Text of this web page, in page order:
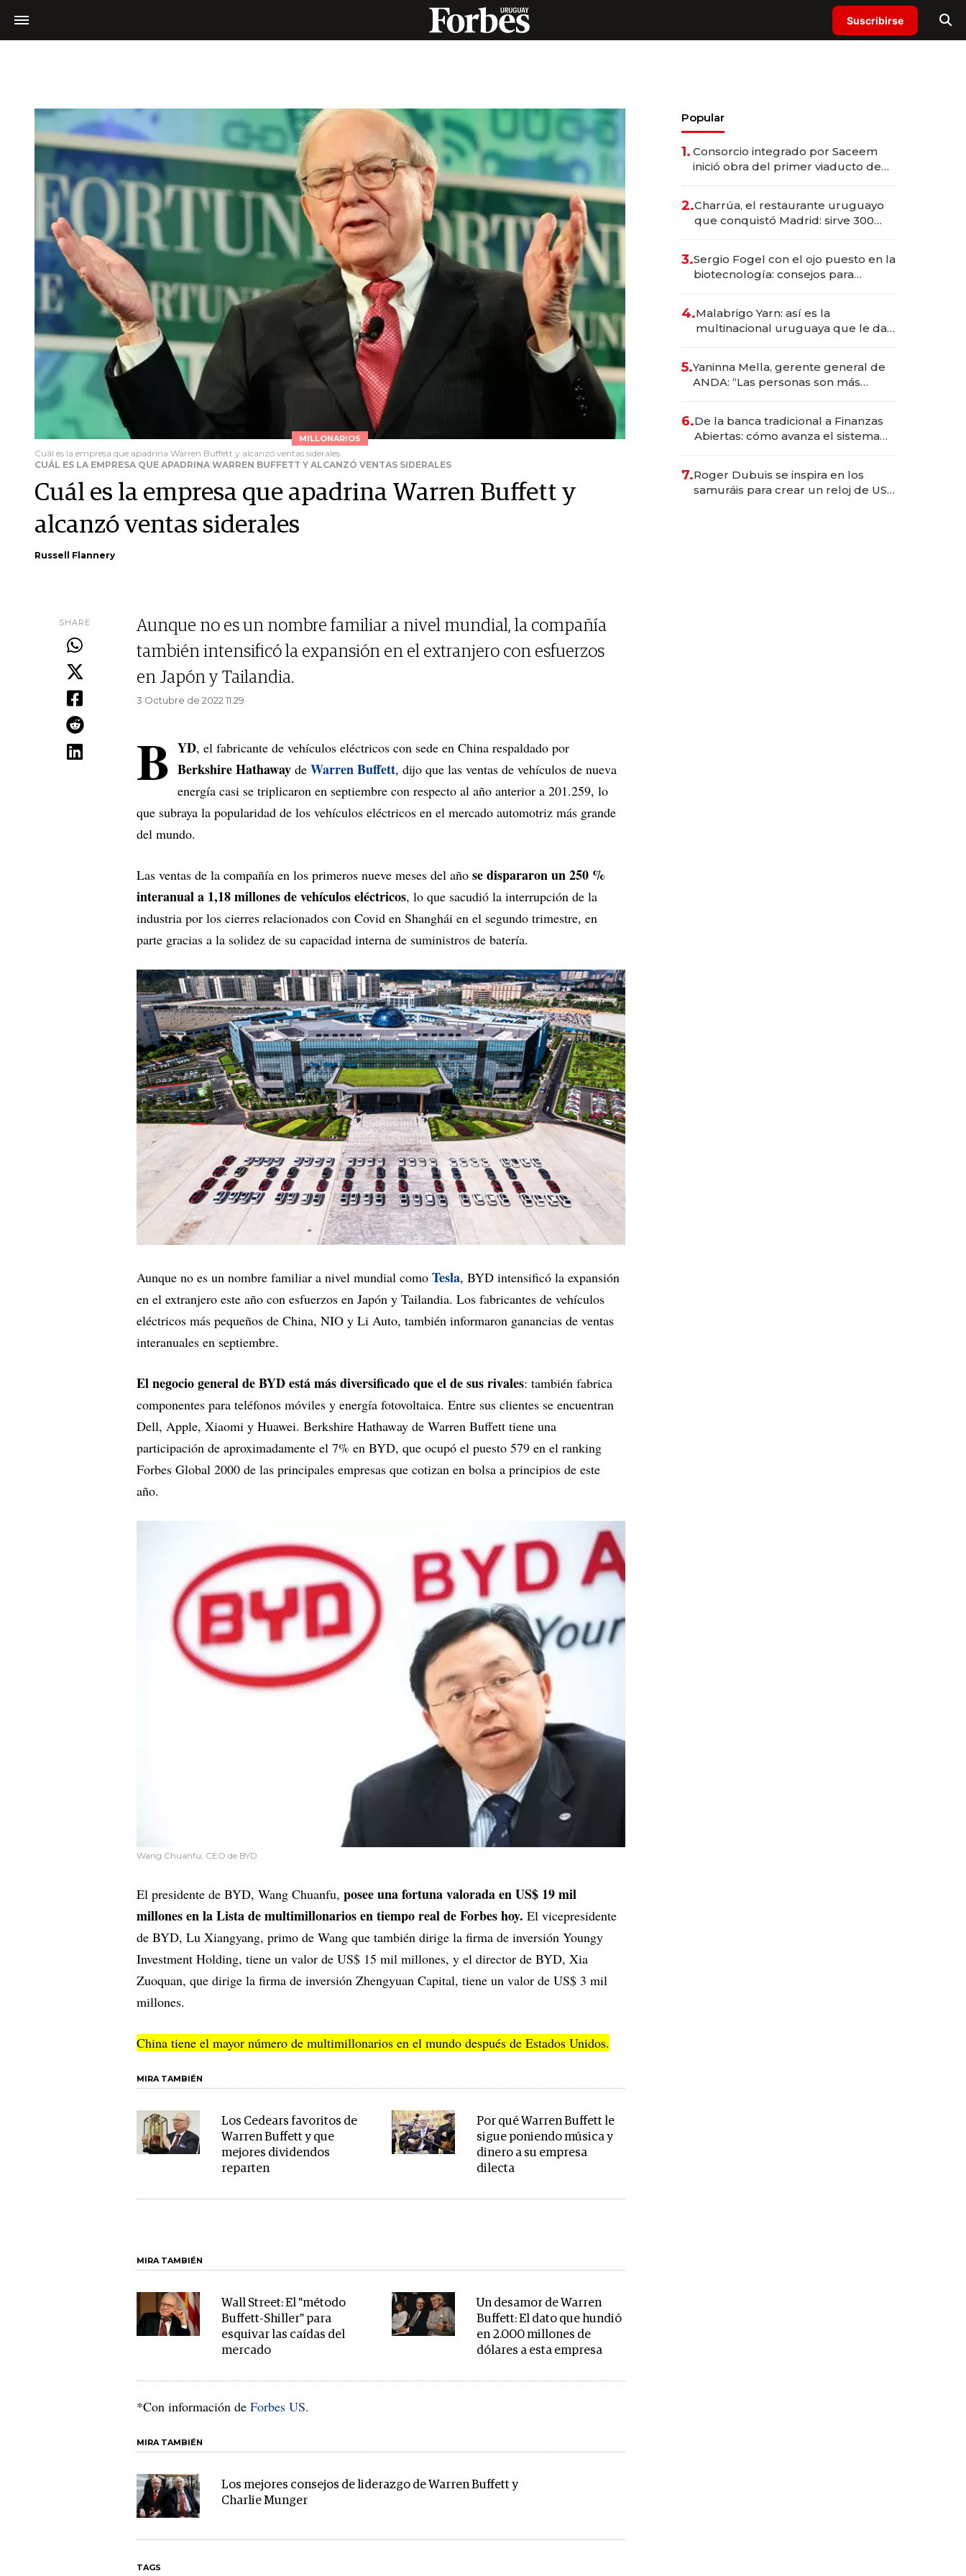
Suscribirse
MILLONARIOS
Cuál es la empresa que apadrina Warren Buffett y alcanzó ventas siderales
CUÁL ES LA EMPRESA QUE APADRINA WARREN BUFFETT Y ALCANZÓ VENTAS SIDERALES
Cuál es la empresa que apadrina Warren Buffett y
alcanzó ventas siderales
Russell Flannery
SHARE
Aunque no es un nombre familiar a nivel mundial, la compañía
también intensificó la expansión en el extranjero con esfuerzos
en Japón y Tailandia.
3 Octubre de 2022 11.29
B YD, el fabricante de vehículos eléctricos con sede en China respaldado por
Berkshire Hathaway de Warren Buffett, dijo que las ventas de vehículos de nueva
energía casi se triplicaron en septiembre con respecto al año anterior a 201.259, lo
que subraya la popularidad de los vehículos eléctricos en el mercado automotriz más grande
del mundo.
Las ventas de la compañía en los primeros nueve meses del año se dispararon un 250 %
interanual a 1,18 millones de vehículos eléctricos, lo que sacudió la interrupción de la
industria por los cierres relacionados con Covid en Shanghái en el segundo trimestre, en
parte gracias a la solidez de su capacidad interna de suministros de batería.
Aunque no es un nombre familiar a nivel mundial como Tesla, BYD intensificó la expansión
en el extranjero este año con esfuerzos en Japón y Tailandia. Los fabricantes de vehículos
eléctricos más pequeños de China, NIO y Li Auto, también informaron ganancias de ventas
interanuales en septiembre.
El negocio general de BYD está más diversificado que el de sus rivales: también fabrica
componentes para teléfonos móviles y energía fotovoltaica. Entre sus clientes se encuentran
Dell, Apple, Xiaomi y Huawei. Berkshire Hathaway de Warren Buffett tiene una
participación de aproximadamente el 7% en BYD, que ocupó el puesto 579 en el ranking
Forbes Global 2000 de las principales empresas que cotizan en bolsa a principios de este
año.
Wang Chuanfu, CEO de BYD
El presidente de BYD, Wang Chuanfu, posee una fortuna valorada en US$ 19 mil
millones en la Lista de multimillonarios en tiempo real de Forbes hoy. El vicepresidente
de BYD, Lu Xiangyang, primo de Wang que también dirige la firma de inversión Youngy
Investment Holding, tiene un valor de US$ 15 mil millones, y el director de BYD, Xia
Zuoquan, que dirige la firma de inversión Zhengyuan Capital, tiene un valor de US$ 3 mil
millones.
China tiene el mayor número de multimillonarios en el mundo después de Estados Unidos.
MIRA TAMBIÉN
Los Cedears favoritos de
Warren Buffett y que
mejores dividendos
reparten
Por qué Warren Buffett le
sigue poniendo música y
dinero a su empresa
dilecta
MIRA TAMBIÉN
Wall Street: El "método
Buffett-Shiller" para
esquivar las caídas del
mercado
Un desamor de Warren
Buffett: El dato que hundió
en 2.000 millones de
dólares a esta empresa
*Con información de Forbes US.
MIRA TAMBIÉN
Los mejores consejos de liderazgo de Warren Buffett y
Charlie Munger
TAGS
Popular
1. Consorcio integrado por Saceem
inició obra del primer viaducto de
millones
2.Charrúa, el restaurante uruguayo
que conquistó Madrid: sirve 300
prepara apertura
3.Sergio Fogel con el ojo puesto en la
biotecnología: consejos para
4.Malabrigo Yarn: así es la
multinacional uruguaya que le da
5.Yaninna Mella, gerente general de
ANDA: “Las personas son más
6.De la banca tradicional a Finanzas
Abiertas: cómo avanza el sistema
7.Roger Dubuis se inspira en los
samuráis para crear un reloj de US$